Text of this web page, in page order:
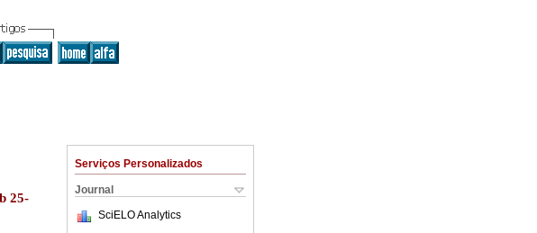
Serviços Personalizados
Journal
SciELO Analytics
25-